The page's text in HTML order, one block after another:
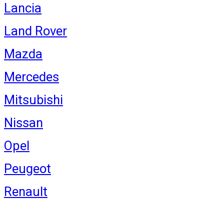
Lancia
Land Rover
Mazda
Mercedes
Mitsubishi
Nissan
Opel
Peugeot
Renault